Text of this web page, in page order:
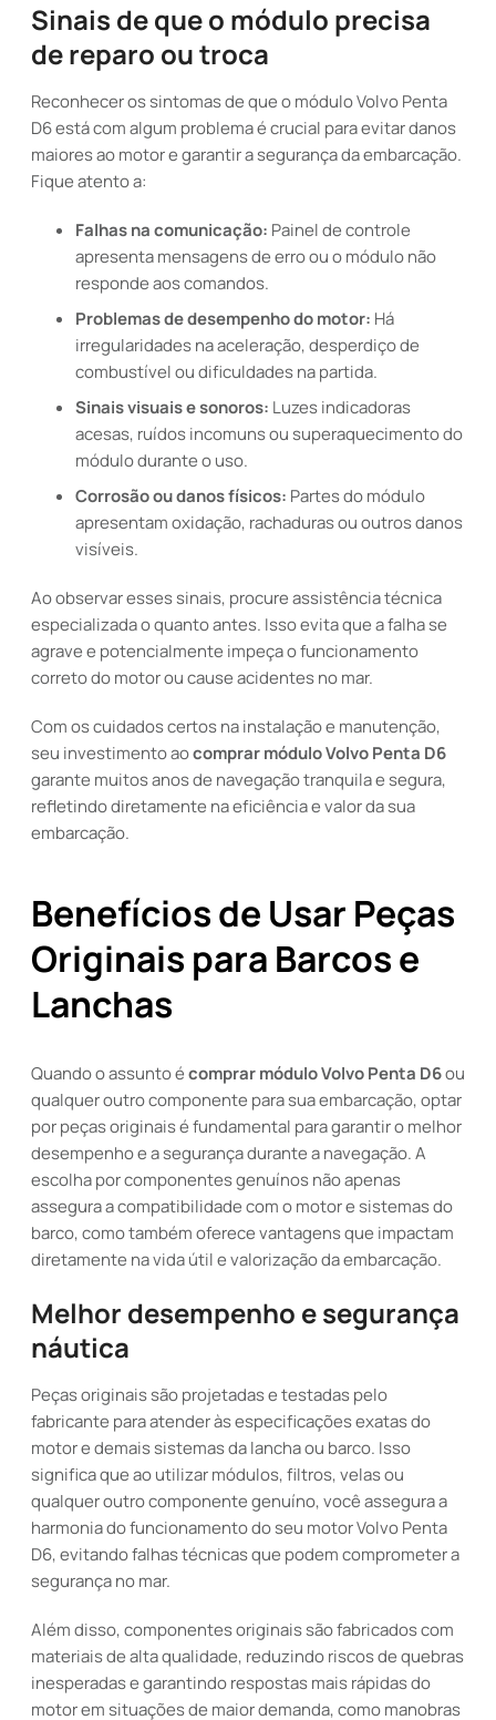
Sinais de que o módulo precisa
de reparo ou troca
Reconhecer os sintomas de que o módulo Volvo Penta
D6 está com algum problema é crucial para evitar danos
maiores ao motor e garantir a segurança da embarcação.
Fique atento a:
Falhas na comunicação: Painel de controle
apresenta mensagens de erro ou o módulo não
responde aos comandos.
Problemas de desempenho do motor: Há
irregularidades na aceleração, desperdiço de
combustível ou dificuldades na partida.
Sinais visuais e sonoros: Luzes indicadoras
acesas, ruídos incomuns ou superaquecimento do
módulo durante o uso.
Corrosão ou danos físicos: Partes do módulo
apresentam oxidação, rachaduras ou outros danos
visíveis.
Ao observar esses sinais, procure assistência técnica
especializada o quanto antes. Isso evita que a falha se
agrave e potencialmente impeça o funcionamento
correto do motor ou cause acidentes no mar.
Com os cuidados certos na instalação e manutenção,
seu investimento aocomprar módulo Volvo Penta D6
garante muitos anos de navegação tranquila e segura,
refletindo diretamente na eficiência e valor da sua
embarcação.
Benefícios de Usar Peças
Originais para Barcos e
Lanchas
Quando o assunto écomprar módulo Volvo Penta D6ou
qualquer outro componente para sua embarcação, optar
por peças originais é fundamental para garantir o melhor
desempenho e a segurança durante a navegação. A
escolha por componentes genuínos não apenas
assegura a compatibilidade com o motor e sistemas do
barco, como também oferece vantagens que impactam
diretamente na vida útil e valorização da embarcação.
Melhor desempenho e segurança
náutica
Peças originais são projetadas e testadas pelo
fabricante para atender às especificações exatas do
motor e demais sistemas da lancha ou barco. Isso
significa que ao utilizar módulos, filtros, velas ou
qualquer outro componente genuíno, você assegura a
harmonia do funcionamento do seu motor Volvo Penta
D6, evitando falhas técnicas que podem comprometer a
segurança no mar.
Além disso, componentes originais são fabricados com
materiais de alta qualidade, reduzindo riscos de quebras
inesperadas e garantindo respostas mais rápidas do
motor em situações de maior demanda, como manobras